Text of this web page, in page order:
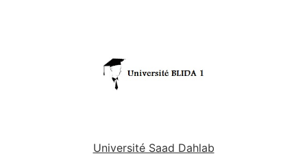
Université Saad Dahlab